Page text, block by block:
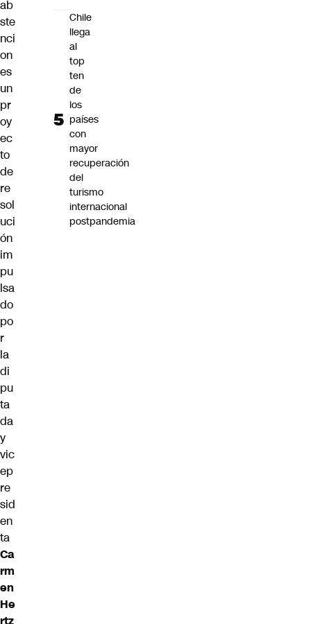
ab
ste
nci
on
es
un
pr
oy
ec
to
de
re
sol
uci
ón
im
pu
lsa
do
po
r
la
di
pu
ta
da
y
vic
ep
re
sid
en
ta
Ca
rm
en
He
rtz
Chile
llega
al
top
ten
de
los
países
con
mayor
recuperación
del
turismo
internacional
postpandemia